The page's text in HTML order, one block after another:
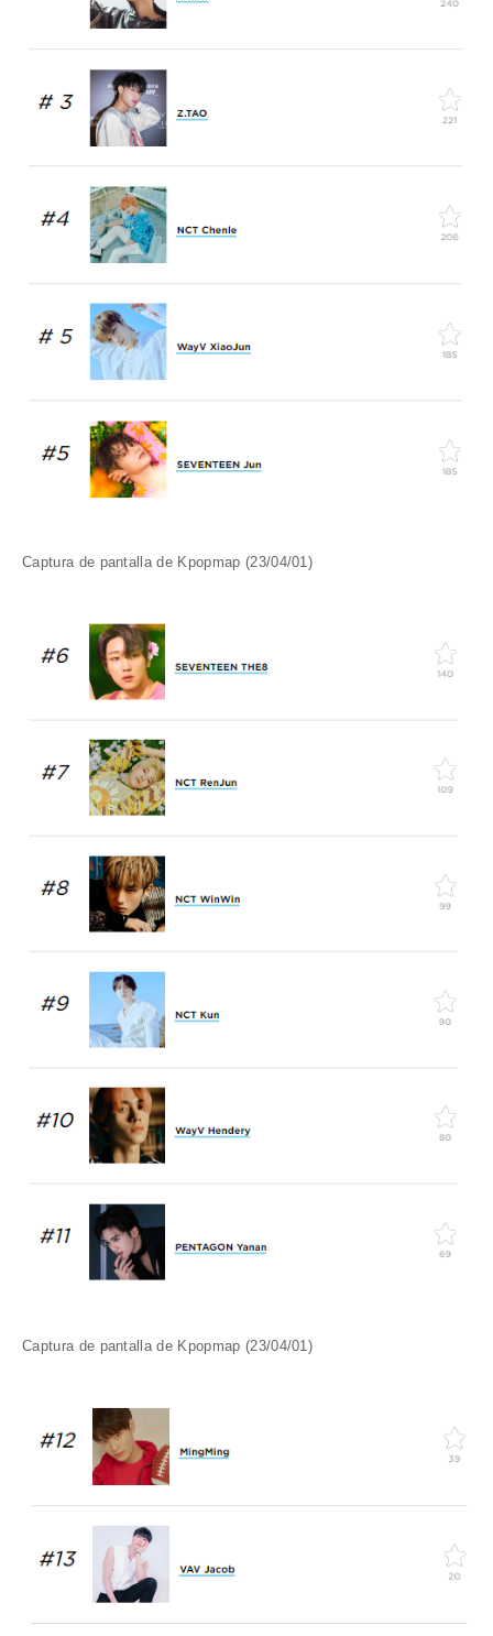
Captura de pantalla de Kpopmap (23/04/01)
Captura de pantalla de Kpopmap (23/04/01)